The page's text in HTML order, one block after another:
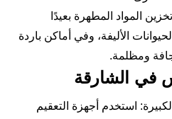
المواد المطهرة بعيدًا
الأليفة، وفي أماكن باردة
ومظلمة.
في الشارقة
استخدم أجهزة التعقيم